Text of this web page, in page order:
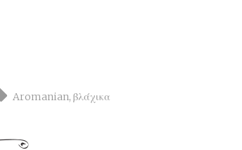
Aromanian,βλάχικα